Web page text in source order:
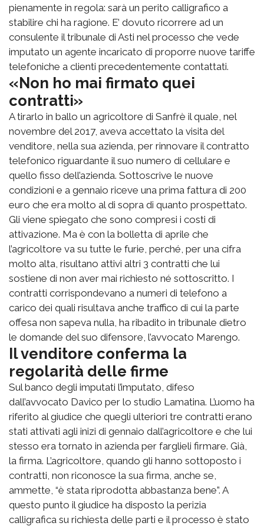
pienamente in regola: sarà un perito calligrafico a
stabilire chi ha ragione. E’ dovuto ricorrere ad un
consulente il tribunale di Asti nel processo che vede
imputato un agente incaricato di proporre nuove tariffe
telefoniche a clienti precedentemente contattati.
«Non ho mai firmato quei
contratti»
A tirarlo in ballo un agricoltore di Sanfrè il quale, nel
novembre del 2017, aveva accettato la visita del
venditore, nella sua azienda, per rinnovare il contratto
telefonico riguardante il suo numero di cellulare e
quello fisso dell’azienda. Sottoscrive le nuove
condizioni e a gennaio riceve una prima fattura di 200
euro che era molto al di sopra di quanto prospettato.
Gli viene spiegato che sono compresi i costi di
attivazione. Ma è con la bolletta di aprile che
l’agricoltore va su tutte le furie, perché, per una cifra
molto alta, risultano attivi altri 3 contratti che lui
sostiene di non aver mai richiesto né sottoscritto. I
contratti corrispondevano a numeri di telefono a
carico dei quali risultava anche traffico di cui la parte
offesa non sapeva nulla, ha ribadito in tribunale dietro
le domande del suo difensore, l’avvocato Marengo.
Il venditore conferma la
regolarità delle firme
Sul banco degli imputati l’imputato, difeso
dall’avvocato Davico per lo studio Lamatina. L’uomo ha
riferito al giudice che quegli ulteriori tre contratti erano
stati attivati agli inizi di gennaio dall’agricoltore e che lui
stesso era tornato in azienda per farglieli firmare. Già,
la firma. L’agricoltore, quando gli hanno sottoposto i
contratti, non riconosce la sua firma, anche se,
ammette, “è stata riprodotta abbastanza bene”. A
questo punto il giudice ha disposto la perizia
calligrafica su richiesta delle parti e il processo è stato